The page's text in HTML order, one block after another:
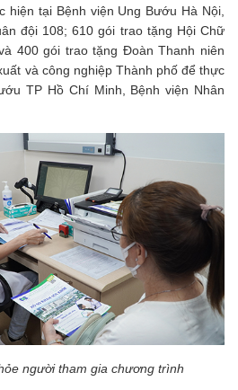
hiện tại Bệnh viện Ung Bướu Hà Nội,
đội 108; 610 gói trao tặng Hội Chữ
400 gói trao tặng Đoàn Thanh niên
và công nghiệp Thành phố để thực
TP Hồ Chí Minh, Bệnh viện Nhân
người tham gia chương trình